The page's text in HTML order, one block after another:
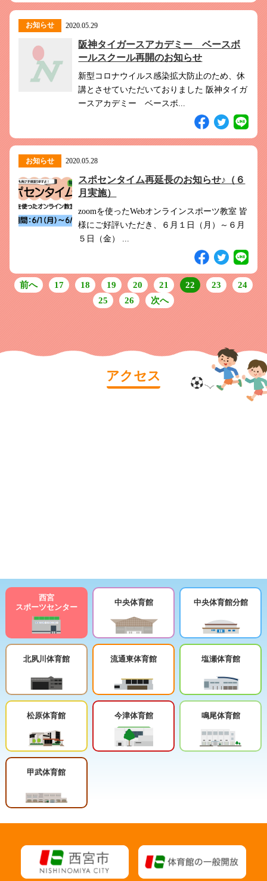
お知らせ 2020.05.29
阪神タイガースアカデミー ベースボ
ールスクール再開のお知らせ
新型コロナウイルス感染拡大防止のため、休
講とさせていただいておりました 阪神タイガ
ースアカデミー ベースボ...
お知らせ 2020.05.28
スポセンタイム再延長のお知らせ♪（６
月実施）
zoomを使ったWebオンラインスポーツ教室 皆
様にご好評いただき、６月１日（月）～６月
５日（金） ...
前へ 17 18 19 20 21 22 23
24
25
26 次へ
アクセス
西宮
スポーツセンター
中央体育館 中央体育館分館
北夙川体育館 流通東体育館 塩瀬体育館
松原体育館 今津体育館 鳴尾体育館
甲武体育館